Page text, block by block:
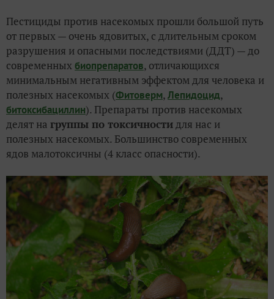
Пестициды против насекомых прошли большой путь
от первых — очень ядовитых, с длительным сроком
разрушения и опасными последствиями (ДДТ) — до
современных биопрепаратов, отличающихся
минимальным негативным эффектом для человека и
полезных насекомых (Фитоверм,Лепидоцид,
битоксибациллин). Препараты против насекомых
делят на группы по токсичностидля нас и
полезных насекомых. Большинство современных
ядов малотоксичны (4 класс опасности).